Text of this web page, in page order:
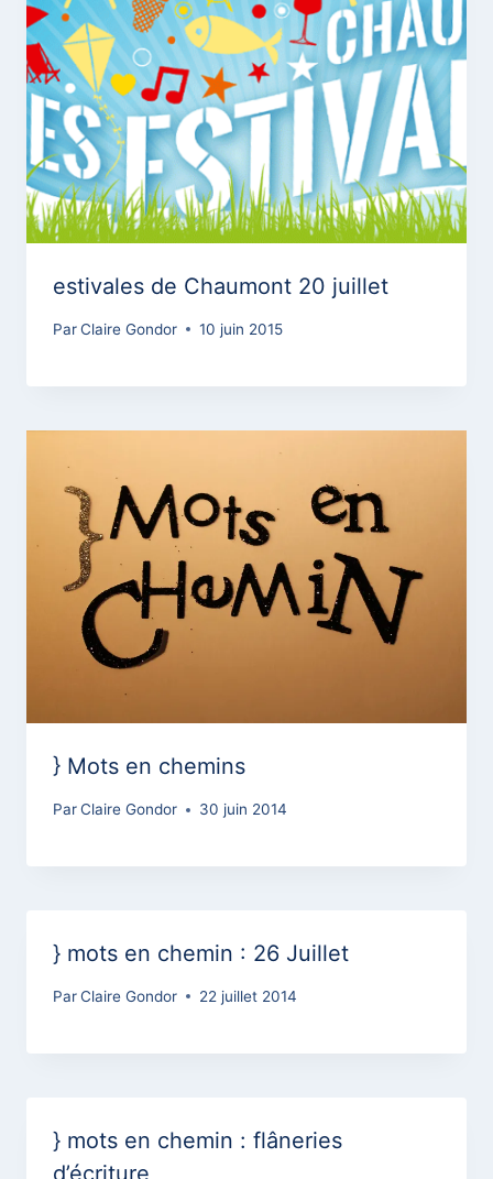
estivales de Chaumont 20 juillet
ParClaire Gondor 10 juin 2015
} Mots en chemins
ParClaire Gondor 30 juin 2014
} mots en chemin : 26 Juillet
ParClaire Gondor 22 juillet 2014
} mots en chemin : flâneries
d’écriture